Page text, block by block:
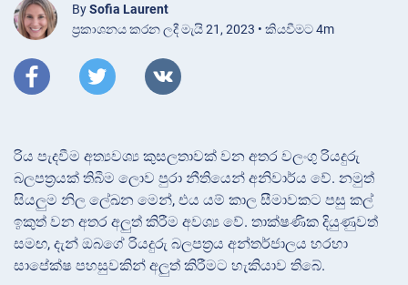
BySofia Laurent
ප්‍රකාශනය කරන ලදී මැයි 21, 2023 • කියවීමට 4m
රිය පැදවීම අත්‍යවශ්‍ය කුසලතාවක් වන අතර වලංගු රියදුරු
බලපත්‍රයක් තිබීම ලොව පුරා නීතියෙන් අනිවාර්ය වේ. නමුත්
සියලුම නිල ලේඛන මෙන්, එය යම් කාල සීමාවකට පසු කල්
ඉකුත් වන අතර අලුත් කිරීම අවශ්‍ය වේ. තාක්ෂණික දියුණුවත්
සමඟ, දැන් ඔබගේ රියදුරු බලපත්‍රය අන්තර්ජාලය හරහා
සාපේක්ෂ පහසුවකින් අලුත් කිරීමට හැකියාව තිබේ.